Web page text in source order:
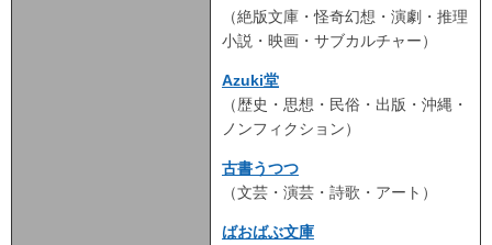
（絶版文庫・怪奇幻想・演劇・推理
小説・映画・サブカルチャー）
Azuki堂
（歴史・思想・民俗・出版・沖縄・
ノンフィクション）
古書うつつ
（文芸・演芸・詩歌・アート）
ばおばぶ文庫